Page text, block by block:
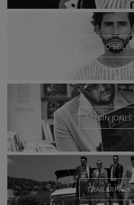
ALVARO SOLER
KELVIN JONES
TRAILERPARK